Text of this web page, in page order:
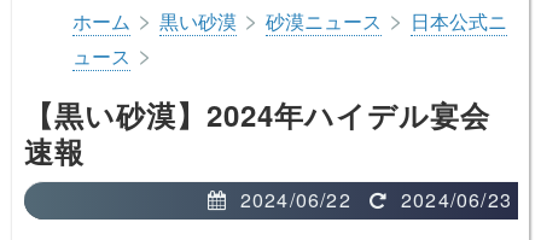
ホーム > 黒い砂漠 > 砂漠ニュース > 日本公式ニ
ュース >
【黒い砂漠】2024年ハイデル宴会
速報
2024/06/22
2024/06/23